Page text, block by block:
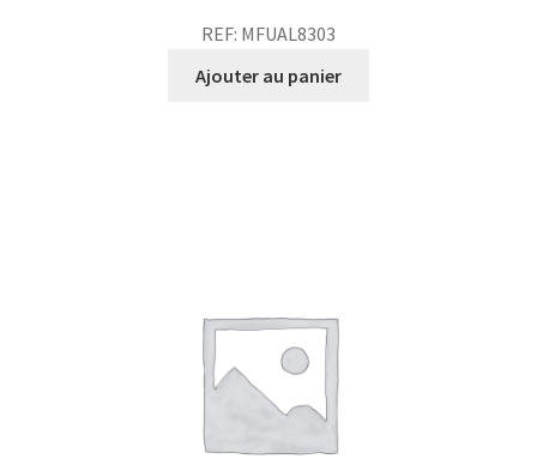
REF: MFUAL8303
Ajouter au panier